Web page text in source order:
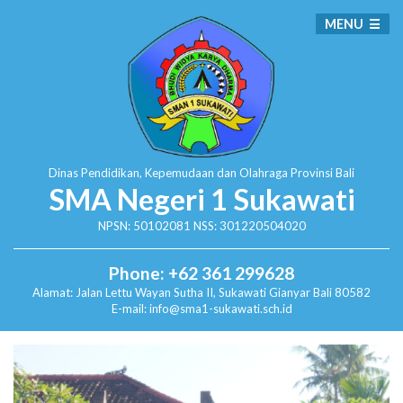
Dinas Pendidikan, Kepemudaan dan Olahraga Provinsi Bali
SMA Negeri 1 Sukawati
NPSN: 50102081 NSS: 301220504020
Phone: +62 361 299628
Alamat: Jalan Lettu Wayan Sutha II, SukawatiGianyar Bali 80582
E-mail: info@sma1-sukawati.sch.id
MENU